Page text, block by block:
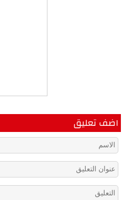
اضف تعليق